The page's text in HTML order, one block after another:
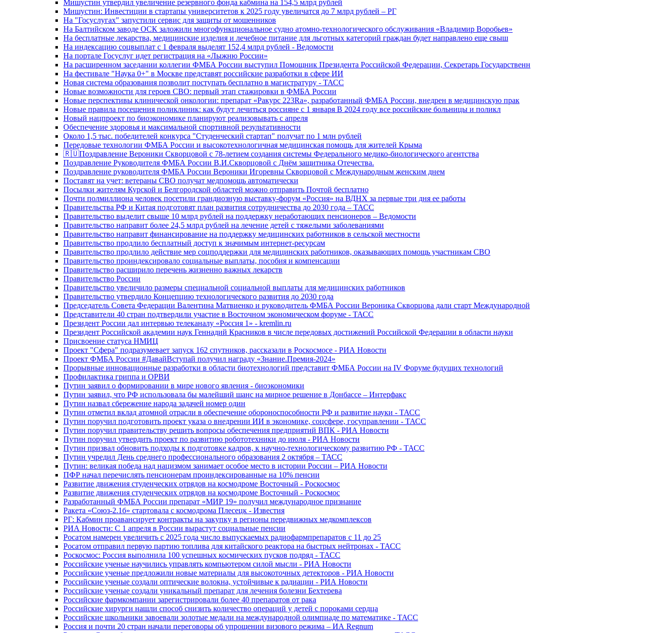
Мишустин утвердил увеличение резервного фонда кабмина на 154,5 млрд рублей
Мишустин: Инвестиции в стартапы университетов к 2025 году увеличатся до 7 млрд рублей – РГ
На "Госуслугах" запустили сервис для защиты от мошенников
На Балтийском заводе ОСК заложили многофункциональное судно атомно-технологического обслуживания «Владимир Воробьев»
На бесплатные лекарства, медицинские изделия и лечебное питание для льготных категорий граждан будет направлено еще свыш
На индексацию соцвыплат с 1 февраля выделят 152,4 млрд рублей - Ведомости
На портале Госуслуг идет регистрация на «Лыжню России»
На расширенном заседании коллегии ФМБА России выступил Помощник Президента Российской Федерации, Секретарь Государственн
На фестивале "Наука 0+" в Москве представят российские разработки в сфере ИИ
Новая система образования позволит поступать бесплатно в магистратуру - ТАСС
Новые возможности для героев СВО: первый этап стажировки в ФМБА России
Новые перспективы клинической онкологии: препарат «Ракурс 223Ra», разработанный ФМБА России, внедрен в медицинскую прак
Новые правила посещения поликлиник: как будут лечиться россияне с 1 января В 2024 году все российские больницы и поликл
Новый нацпроект по биоэкономике планируют реализовывать с апреля
Обеспечение здоровья и максимальной спортивной результативности
Около 1,5 тыс. победителей конкурса "Студенческий стартап" получат по 1 млн рублей
Передовые технологии ФМБА России и высокотехнологичная медицинская помощь для жителей Крыма
🇷🇺Поздравление Вероники Скворцовой с 78-летием создания системы Федерального медико-биологического агентства
Поздравление Руководителя ФМБА России В.И.Скворцовой с Днём защитника Отечества.
Поздравление руководителя ФМБА России Вероники Игоревны Скворцовой с Международным женским днем
Поставят на учет: ветераны СВО получат медпомощь автоматически
Посылки жителям Курской и Белгородской областей можно отправить Почтой бесплатно
Почти полмиллиона человек посетили грандиозную выставку-форум «Россия» на ВДНХ за первые три дня ее работы
Правительства РФ и Китая подготовят план развития сотрудничества до 2030 года – ТАСС
Правительство выделит свыше 10 млрд рублей на поддержку неработающих пенсионеров – Ведомости
Правительство направит более 24,5 млрд рублей на лечение детей с тяжелыми заболеваниями
Правительство направит финансирование на поддержку медицинских работников в сельской местности
Правительство продлило бесплатный доступ к значимым интернет-ресурсам
Правительство продлило действие мер соцподдержки для медицинских работников, оказывающих помощь участникам СВО
Правительство проиндексировало социальные выплаты, пособия и компенсации
Правительство расширило перечень жизненно важных лекарств
Правительство России
Правительство увеличило размеры специальной социальной выплаты для медицинских работников
Правительство утвердило Концепцию технологического развития до 2030 года
Председатель Совета Федерации Валентина Матвиенко и руководитель ФМБА России Вероника Скворцова дали старт Международной
Представители 40 стран подтвердили участие в Восточном экономическом форуме - ТАСС
Президент России дал интервью телеканалу «Россия 1» - kremlin.ru
Президент Российской академии наук Геннадий Красников в числе передовых достижений Российской Федерации в области науки
Присвоение статуса НМИЦ
Проект "Сфера" подразумевает запуск 162 спутников, рассказали в Роскосмосе - РИА Новости
Проект ФМБА России #ДавайВступай получил награду «Знание.Премия-2024»
Прорывные инновационные разработки в области биотехнологий представит ФМБА России на IV Форуме будущих технологий
Профилактика гриппа и ОРВИ
Путин заявил о формировании в мире нового явления - биоэкономики
Путин заявил, что РФ использовала бы малейший шанс на мирное решение в Донбассе – Интерфакс
Путин назвал сбережение народа задачей номер один
Путин отметил вклад атомной отрасли в обеспечение обороноспособности РФ и развитие науки - ТАСС
Путин поручил подготовить проект указа о внедрении ИИ в экономике, соцсфере, госуправлении - ТАСС
Путин поручил правительству решить вопросы обеспечения предприятий ВПК - РИА Новости
Путин поручил утвердить проект по развитию робототехники до июля - РИА Новости
Путин призвал обновить подходы к подготовке кадров, к научно-технологическому развитию РФ - ТАСС
Путин учредил День среднего профессионального образования 2 октября – ТАСС
Путин: великая победа над нацизмом занимает особое место в истории России – РИА Новости
ПФР начал перечислять пенсионерам проиндексированные на 10% пенсии
Развитие движения студенческих отрядов на космодроме Восточный - Роскосмос
Развитие движения студенческих отрядов на космодроме Восточный - Роскосмос
Разработанный ФМБА России препарат «МИР 19» получил международное признание
Ракета «Союз-2.1б» стартовала с космодрома Плесецк - Известия
РГ: Кабмин проавансирует контракты на закупку в регионы передвижных медкомплексов
РИА Новости: С 1 апреля в России вырастут социальные пенсии
Росатом намерен увеличить с 2025 года число выпускаемых радиофармпрепаратов с 11 до 25
Росатом отправил первую партию топлива для китайского реактора на быстрых нейтронах - ТАСС
Роскосмос: Россия выполнила 100 успешных космических пусков подряд - ТАСС
Российские ученые научились управлять компьютером силой мысли - РИА Новости
Российские ученые предложили новые материалы для высокоточных детекторов - РИА Новости
Российские ученые создали оптические волокна, устойчивые к радиации - РИА Новости
Российские ученые создали уникальный препарат для лечения болезни Бехтерева
Российские фармкомпании зарегистрировали более 40 препаратов от рака
Российские хирурги нашли способ снизить количество операций у детей с пороками сердца
Российские школьники завоевали золотые медали на международной олимпиаде по математике - ТАСС
Россия и почти 20 стран начали переговоры об упрощении визового режима – ИА Regnum